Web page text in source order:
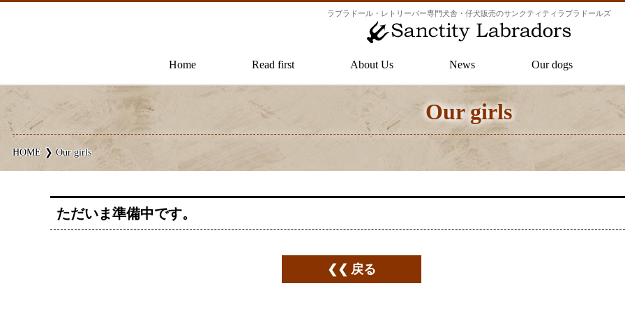
ラブラドール・レトリーバー専門犬舎・仔犬販売のサンクティティラブラドールズ
Home Read first About Us News Our dogs
Our girls
HOME Our girls
ただいま準備中です。
戻る